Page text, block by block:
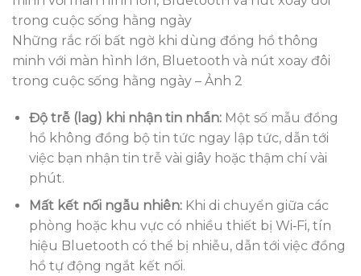
Những rắc rối bất ngờ khi dùng đồng hồ thông
minh với màn hình lớn, Bluetooth và nút xoay đôi
trong cuộc sống hằng ngày – Ảnh 2
Độ trễ (lag) khi nhận tin nhắn:Một số mẫu đồng
hồ không đồng bộ tin tức ngay lập tức, dẫn tới
việc bạn nhận tin trễ vài giây hoặc thậm chí vài
phút.
Mất kết nối ngẫu nhiên:Khi di chuyển giữa các
phòng hoặc khu vực có nhiều thiết bị Wi‑Fi, tín
hiệu Bluetooth có thể bị nhiễu, dẫn tới việc đồng
hồ tự động ngắt kết nối.